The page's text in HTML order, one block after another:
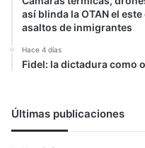
así blinda la OTAN el
asaltos de inmigrantes
Hace 4 días
Fidel: la dictadura como
Últimas publicaciones